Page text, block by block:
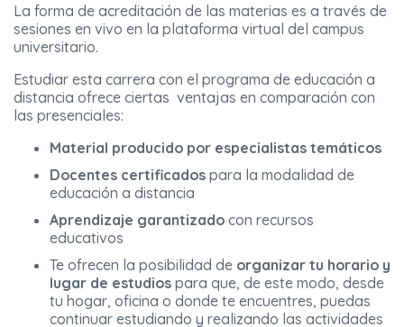
La forma de acreditación de las materias es a través de
sesiones en vivo en la plataforma virtual del campus
universitario.
Estudiar esta carrera con el programa de educación a
distancia ofrece ciertas ventajas en comparación con
las presenciales:
Material producido por especialistas temáticos
Docentes certificados para la modalidad de
educación a distancia
Aprendizaje garantizado con recursos
educativos
Te ofrecen la posibilidad de organizar tu horario y
lugar de estudios para que, de este modo, desde
tu hogar, oficina o donde te encuentres, puedas
continuar estudiando y realizando las actividades